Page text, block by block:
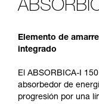
Elemento de
integrado
El ABSORBICA-I
absorbedor de
progresión por una